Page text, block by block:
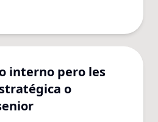
interno pero les
o